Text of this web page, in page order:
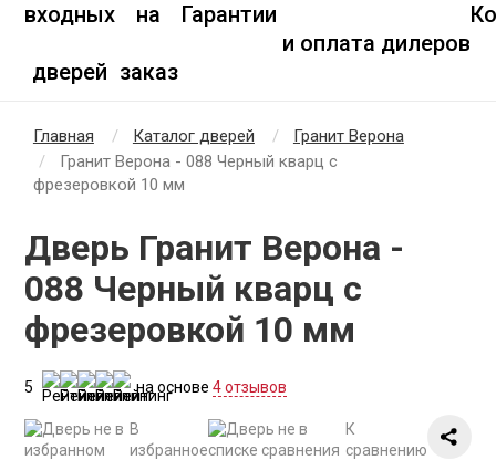
входных
дверей
на
заказ
Гарантии
и оплата дилеров
Главная Каталог дверей
Гранит Верона
Гранит Верона - 088 Черный кварц с
фрезеровкой 10 мм
Дверь Гранит Верона -
088 Черный кварц с
фрезеровкой 10 мм
5 на основе4 отзывов
В
избранное
К
сравнению